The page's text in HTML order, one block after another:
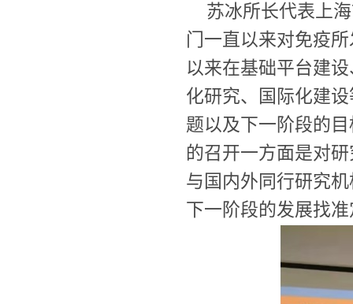
苏冰所长代表上
门一直以来对免疫
以来在基础平台建
化研究、国际化建
题以及下一阶段的
的召开一方面是对
与国内外同行研究
下一阶段的发展找